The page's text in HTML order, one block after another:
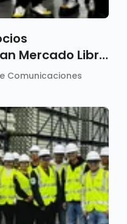
Mercado Libre
Comunicaciones